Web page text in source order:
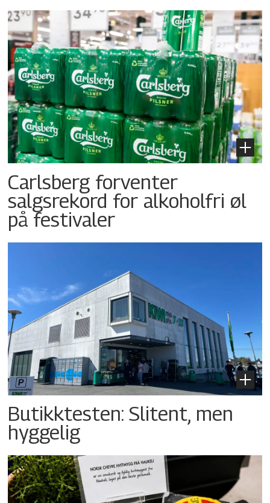
Carlsberg forventer
salgsrekord for alkoholfri øl
på festivaler
Butikktesten: Slitent, men
hyggelig